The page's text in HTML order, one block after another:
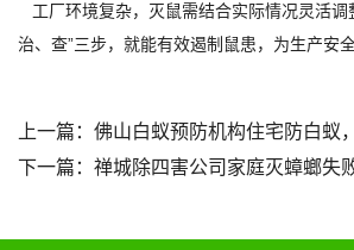
工厂环境复杂，灭鼠需结合实际情况灵活调
治、查”三步，就能有效遏制鼠患，为生产安
上一篇： 佛山白蚁预防机构住宅防白蚁
下一篇： 禅城除四害公司家庭灭蟑螂失